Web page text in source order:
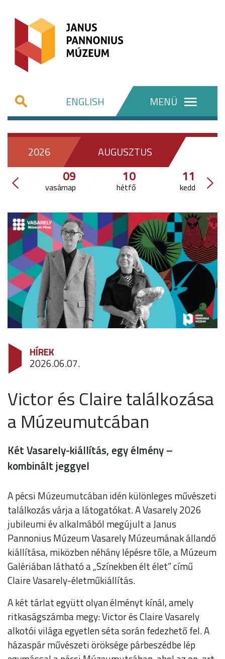
ENGLISH MENÜ
2026 AUGUSZTUS
09
vasárnap
10
hétfő
11
kedd
HÍREK
2026.06.07.
Victor és Claire találkozása
a Múzeumutcában
Két Vasarely-kiállítás, egy élmény –
kombinált jeggyel
A pécsi Múzeumutcában idén különleges művészeti
találkozás várja a látogatókat. A Vasarely 2026
jubileumi év alkalmából megújult a Janus
Pannonius Múzeum Vasarely Múzeumának állandó
kiállítása, miközben néhány lépésre tőle, a Múzeum
Galériában látható a „Színekben élt élet” című
Claire Vasarely-életműkiállítás.
A két tárlat együtt olyan élményt kínál, amely
ritkaságszámba megy: Victor és Claire Vasarely
alkotói világa egyetlen séta során fedezhető fel. A
házaspár művészeti öröksége párbeszédbe lép